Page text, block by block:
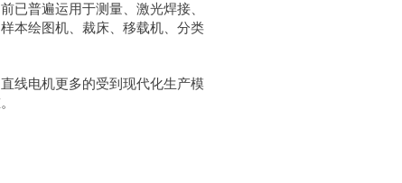
已普遍运用于测量、激光焊接、
本绘图机、裁床、移载机、分类
线电机更多的受到现代化生产模